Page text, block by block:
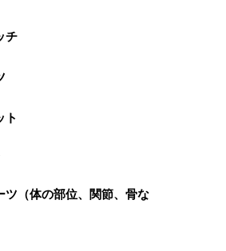
チ
ト
ツ（体の部位、関節、骨な